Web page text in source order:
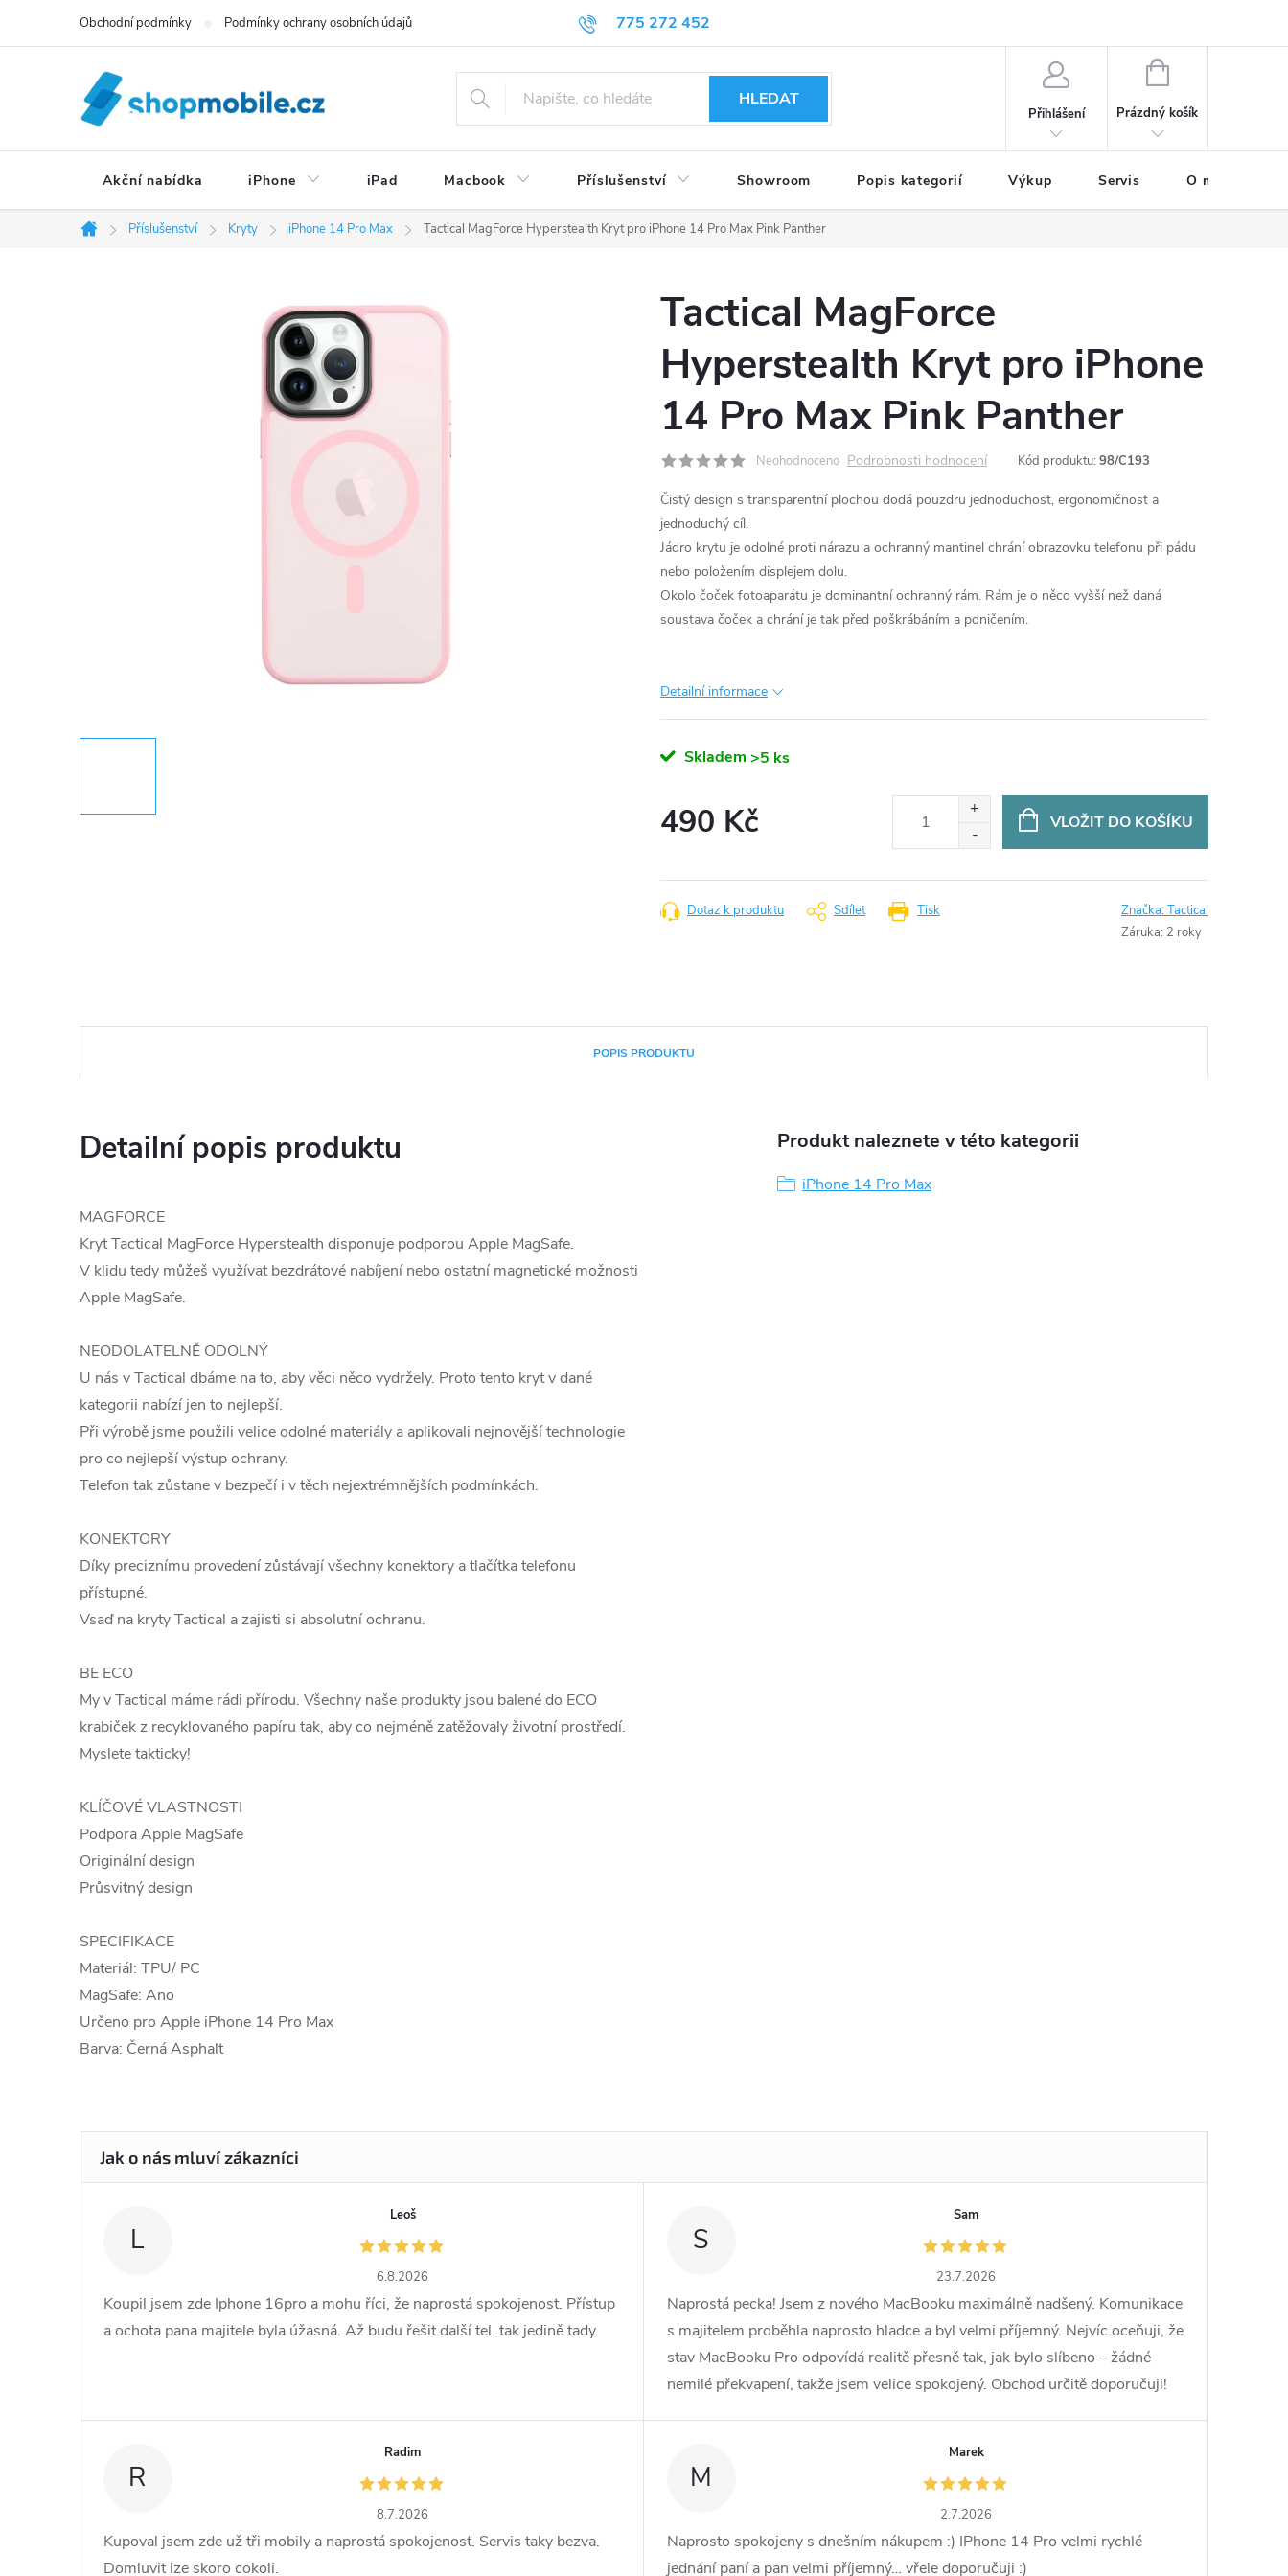
775 272 452
Obchodní podmínky Podmínky ochrany osobních údajů
HLEDAT
Přihlášení
NÁKUPNÍ
Prázdný košík
Akční nabídka iPhone iPad Macbook Příslušenství Showroom Popis kategorií Výkup Servis O nás
Domů
Příslušenství Kryty iPhone 14 Pro Max Tactical MagForce Hyperstealth Kryt pro iPhone 14 Pro Max Pink Panther
Tactical MagForce
Hyperstealth Kryt pro iPhone
14 Pro Max Pink Panther
Neohodnoceno Podrobnosti hodnocení Kód produktu: 98/C193
Čistý design s transparentní plochou dodá pouzdru jednoduchost, ergonomičnost a
jednoduchý cíl.
Jádro krytu je odolné proti nárazu a ochranný mantinel chrání obrazovku telefonu při pádu
nebo položením displejem dolu.
Okolo čoček fotoaparátu je dominantní ochranný rám. Rám je o něco vyšší než daná
soustava čoček a chrání je tak před poškrábáním a poničením.
Detailní informace
Skladem >5 ks
490 Kč VLOŽIT DO KOŠÍKU
Tisk
Dotaz k produktu Sdílet Značka:Tactical
Záruka: 2 roky
POPIS PRODUKTU
Detailní popis produktu
MAGFORCE
Kryt Tactical MagForce Hyperstealth disponuje podporou Apple MagSafe.
V klidu tedy můžeš využívat bezdrátové nabíjení nebo ostatní magnetické možnosti
Apple MagSafe.
NEODOLATELNĚ ODOLNÝ
U nás v Tactical dbáme na to, aby věci něco vydržely. Proto tento kryt v dané
kategorii nabízí jen to nejlepší.
Při výrobě jsme použili velice odolné materiály a aplikovali nejnovější technologie
pro co nejlepší výstup ochrany.
Telefon tak zůstane v bezpečí i v těch nejextrémnějších podmínkách.
KONEKTORY
Díky preciznímu provedení zůstávají všechny konektory a tlačítka telefonu
přístupné.
Vsaď na kryty Tactical a zajisti si absolutní ochranu.
BE ECO
My v Tactical máme rádi přírodu. Všechny naše produkty jsou balené do ECO
krabiček z recyklovaného papíru tak, aby co nejméně zatěžovaly životní prostředí.
Myslete takticky!
KLÍČOVÉ VLASTNOSTI
Podpora Apple MagSafe
Originální design
Průsvitný design
SPECIFIKACE
Materiál: TPU/ PC
MagSafe: Ano
Určeno pro Apple iPhone 14 Pro Max
Barva: Černá Asphalt
Produkt naleznete v této kategorii
iPhone 14 Pro Max
L
Leoš
6.8.2026
Koupil jsem zde Iphone 16pro a mohu říci, že naprostá spokojenost. Přístup
a ochota pana majitele byla úžasná. Až budu řešit další tel. tak jedině tady.
S
Sam
23.7.2026
Naprostá pecka! Jsem z nového MacBooku maximálně nadšený. Komunikace
s majitelem proběhla naprosto hladce a byl velmi příjemný. Nejvíc oceňuji, že
stav MacBooku Pro odpovídá realitě přesně tak, jak bylo slíbeno – žádné
nemilé překvapení, takže jsem velice spokojený. Obchod určitě doporučuji!
R
Radim
8.7.2026
Kupoval jsem zde už tři mobily a naprostá spokojenost. Servis taky bezva.
Domluvit lze skoro cokoli.
M
Marek
2.7.2026
Naprosto spokojeny s dnešním nákupem :) IPhone 14 Pro velmi rychlé
jednání paní a pan velmi příjemný… vřele doporučuji :)